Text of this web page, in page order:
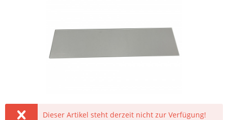
Dieser Artikel steht derzeit nicht zur Verfügung!